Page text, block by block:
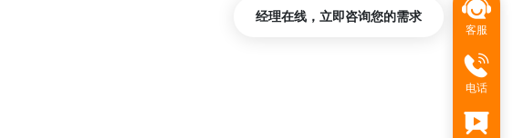
客服
电话
经理在线，立即咨询您的需求